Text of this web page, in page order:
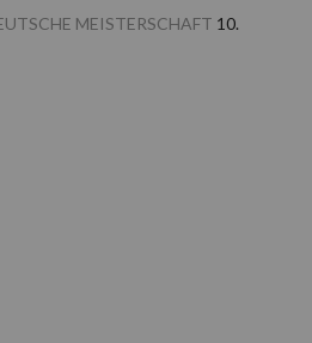
MEISTERSCHAFT 10.